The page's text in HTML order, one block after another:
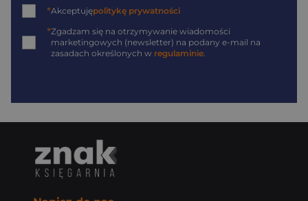
*Akceptujępolitykę prywatności
*Zgadzam się na otrzymywanie wiadomości
marketingowych (newsletter) na podany e-mail na
zasadach określonych w regulaminie.